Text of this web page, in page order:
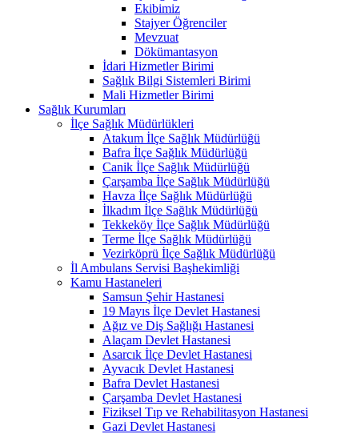
Ekibimiz
Stajyer Öğrenciler
Mevzuat
Dökümantasyon
İdari Hizmetler Birimi
Sağlık Bilgi Sistemleri Birimi
Mali Hizmetler Birimi
Sağlık Kurumları
İlçe Sağlık Müdürlükleri
Atakum İlçe Sağlık Müdürlüğü
Bafra İlçe Sağlık Müdürlüğü
Canik İlçe Sağlık Müdürlüğü
Çarşamba İlçe Sağlık Müdürlüğü
Havza İlçe Sağlık Müdürlüğü
İlkadım İlçe Sağlık Müdürlüğü
Tekkeköy İlçe Sağlık Müdürlüğü
Terme İlçe Sağlık Müdürlüğü
Vezirköprü İlçe Sağlık Müdürlüğü
İl Ambulans Servisi Başhekimliği
Kamu Hastaneleri
Samsun Şehir Hastanesi
19 Mayıs İlçe Devlet Hastanesi
Ağız ve Diş Sağlığı Hastanesi
Alaçam Devlet Hastanesi
Asarcık İlçe Devlet Hastanesi
Ayvacık Devlet Hastanesi
Bafra Devlet Hastanesi
Çarşamba Devlet Hastanesi
Fiziksel Tıp ve Rehabilitasyon Hastanesi
Gazi Devlet Hastanesi